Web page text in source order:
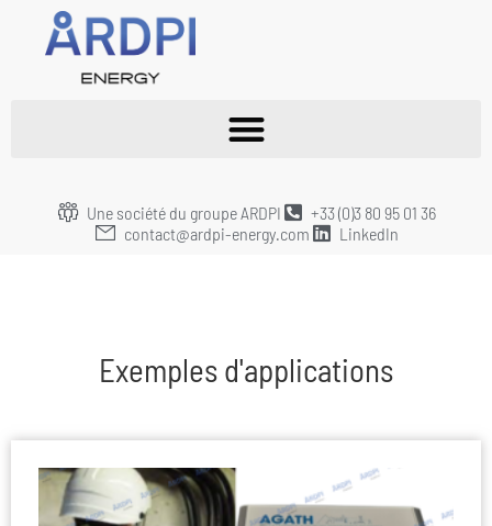
Une société du groupe ARDPI
+33 (0)3 80 95 01 36
contact@ardpi-energy.com
LinkedIn
Exemples d'applications